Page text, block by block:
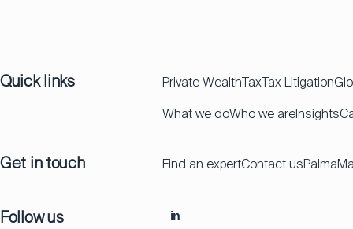
Quick links Private WealthTaxTax Litigation
What we doWho we areInsights
Get in touch Find an expertContact usPalma
Follow us in